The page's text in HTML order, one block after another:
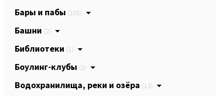
Бары и пабы (105)
Башни (2)
Библиотеки (1)
Боулинг-клубы (2)
Водохранилища, реки и озёра (13)